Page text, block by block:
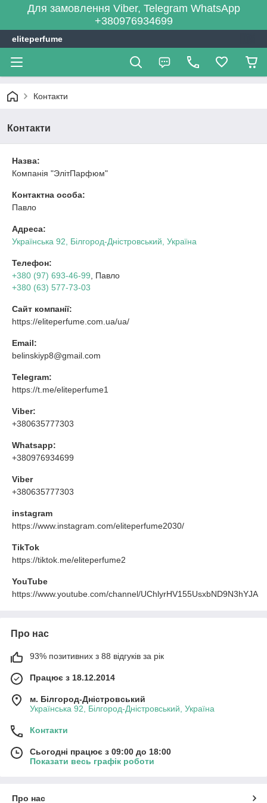
Для замовлення Viber, Telegram WhatsApp
+380976934699
eliteperfume
Контакти
Контакти
Назва:
Компанія "ЭлітПарфюм"
Контактна особа:
Павло
Адреса:
Українська 92, Білгород-Дністровський, Україна
Телефон:
+380 (97) 693-46-99 , Павло
+380 (63) 577-73-03
Сайт компанії:
https://eliteperfume.com.ua/ua/
Email:
belinskiyp8@gmail.com
Telegram:
https://t.me/eliteperfume1
Viber:
+380635777303
Whatsapp:
+380976934699
Viber
+380635777303
instagram
https://www.instagram.com/eliteperfume2030/
TikTok
https://tiktok.me/eliteperfume2
YouTube
https://www.youtube.com/channel/UChlyrHV155UsxbND9N3hYJA
Про нас
93% позитивних з 88 відгуків за рік
Працює з 18.12.2014
м. Білгород-Дністровський
Українська 92, Білгород-Дністровський, Україна
Контакти
Сьогодні працює з 09:00 до 18:00
Показати весь графік роботи
Про нас